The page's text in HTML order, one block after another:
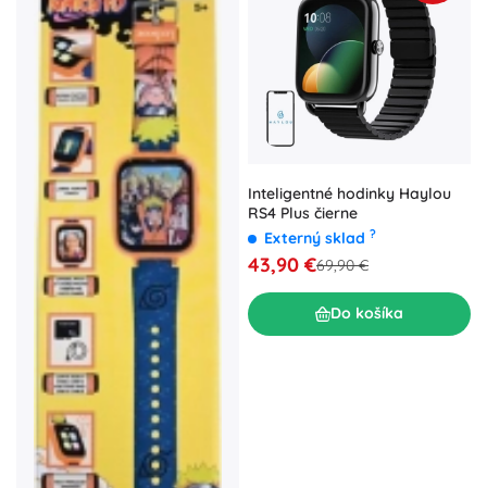
Inteligentné hodinky Haylou
RS4 Plus čierne
Externý sklad ?
43,90 €69,90 €
Do košíka